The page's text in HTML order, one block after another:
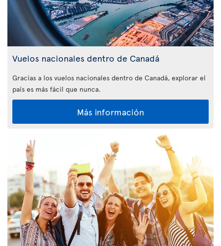
Vuelos nacionales dentro de Canadá
Gracias a los vuelos nacionales dentro de Canadá, explorar el
país es más fácil que nunca.
Más información